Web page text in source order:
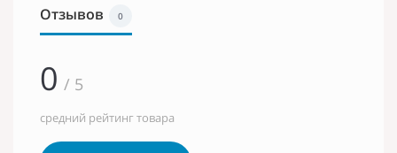
Отзывов 0
0 / 5
средний рейтинг товара